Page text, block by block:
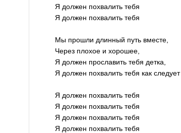
Я должен похвалить тебя
Я должен похвалить тебя
Мы прошли длинный путь вместе,
Через плохое и хорошее,
Я должен прославить тебя детка,
Я должен похвалить тебя как следует
Я должен похвалить тебя
Я должен похвалить тебя
Я должен похвалить тебя
Я должен похвалить тебя